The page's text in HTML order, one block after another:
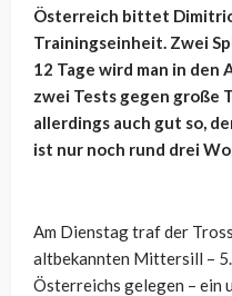
Österreich bittet
Trainingseinheit. Zwei
12 Tage wird man in den
zwei Tests gegen große
allerdings auch gut so,
ist nur noch rund drei
Am Dienstag traf der
altbekannten Mittersill –
Österreichs gelegen – ein